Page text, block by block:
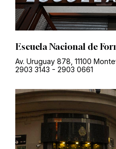
Escuela Nacional de
Av. Uruguay 878, 11100
2903 3143 - 2903 0661